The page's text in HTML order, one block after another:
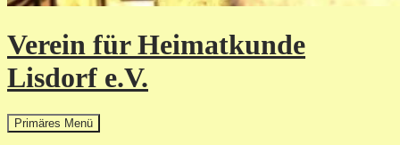
Verein für Heimatkunde
Lisdorf e.V.
Suchen
Primäres Menü